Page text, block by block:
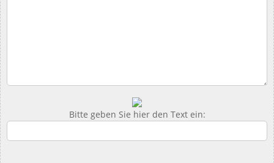
Bitte geben Sie hier den Text ein: